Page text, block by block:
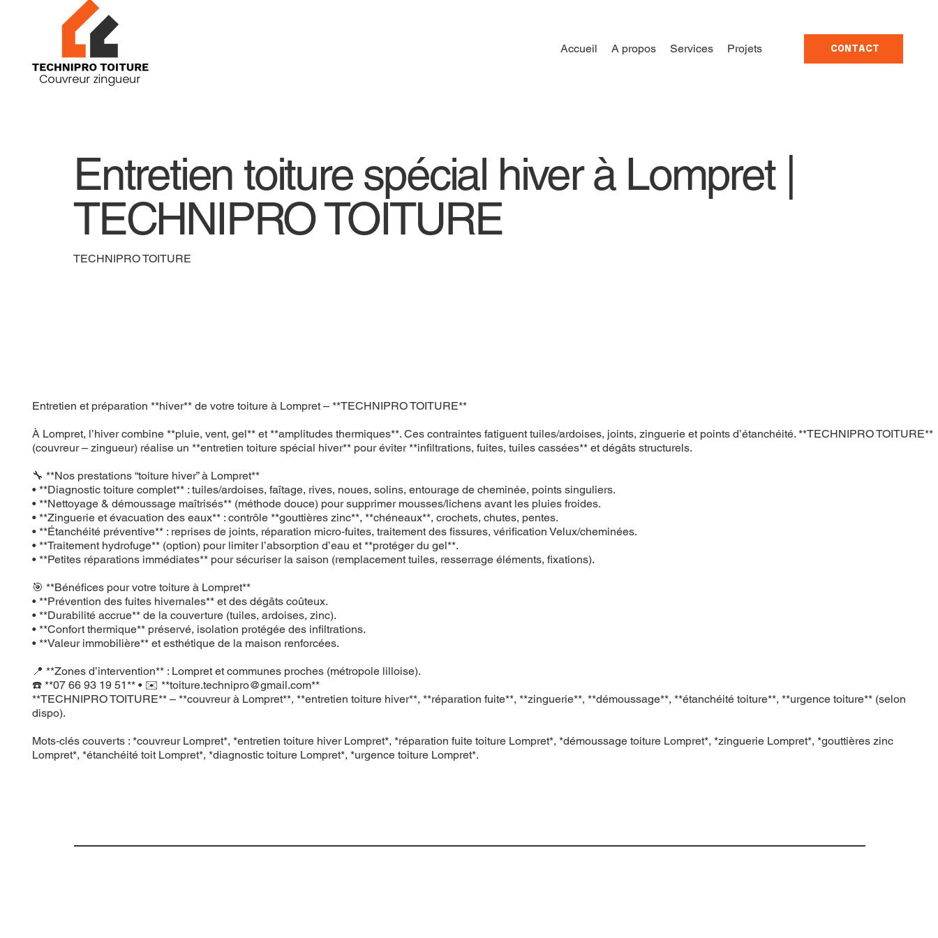
Accueil A propos Services Projets CONTACT
Entretien toiture spécial hiver à Lompret |
TECHNIPRO TOITURE
TECHNIPRO TOITURE
Entretien et préparation **hiver** de votre toiture à Lompret – **TECHNIPRO TOITURE**
À Lompret, l’hiver combine **pluie, vent, gel** et **amplitudes thermiques**. Ces contraintes fatiguent tuiles/ardoises, joints, zinguerie et points d’étanchéité. **TECHNIPRO TOITURE**
(couvreur – zingueur) réalise un **entretien toiture spécial hiver** pour éviter **infiltrations, fuites, tuiles cassées** et dégâts structurels.
🔧 **Nos prestations “toiture hiver” à Lompret**
• **Diagnostic toiture complet** : tuiles/ardoises, faîtage, rives, noues, solins, entourage de cheminée, points singuliers.
• **Nettoyage & démoussage maîtrisés** (méthode douce) pour supprimer mousses/lichens avant les pluies froides.
• **Zinguerie et évacuation des eaux** : contrôle **gouttières zinc**, **chéneaux**, crochets, chutes, pentes.
• **Étanchéité préventive** : reprises de joints, réparation micro‑fuites, traitement des fissures, vérification Velux/cheminées.
• **Traitement hydrofuge** (option) pour limiter l’absorption d’eau et **protéger du gel**.
• **Petites réparations immédiates** pour sécuriser la saison (remplacement tuiles, resserrage éléments, fixations).
🎯 **Bénéfices pour votre toiture à Lompret**
• **Prévention des fuites hivernales** et des dégâts coûteux.
• **Durabilité accrue** de la couverture (tuiles, ardoises, zinc).
• **Confort thermique** préservé, isolation protégée des infiltrations.
• **Valeur immobilière** et esthétique de la maison renforcées.
📍 **Zones d’intervention** : Lompret et communes proches (métropole lilloise).
☎️ **07 66 93 19 51** • ✉️ **toiture.technipro@gmail.com**
**TECHNIPRO TOITURE** – **couvreur à Lompret**, **entretien toiture hiver**, **réparation fuite**, **zinguerie**, **démoussage**, **étanchéité toiture**, **urgence toiture** (selon
dispo).
Mots‑clés couverts : *couvreur Lompret*, *entretien toiture hiver Lompret*, *réparation fuite toiture Lompret*, *démoussage toiture Lompret*, *zinguerie Lompret*, *gouttières zinc
Lompret*, *étanchéité toit Lompret*, *diagnostic toiture Lompret*, *urgence toiture Lompret*.